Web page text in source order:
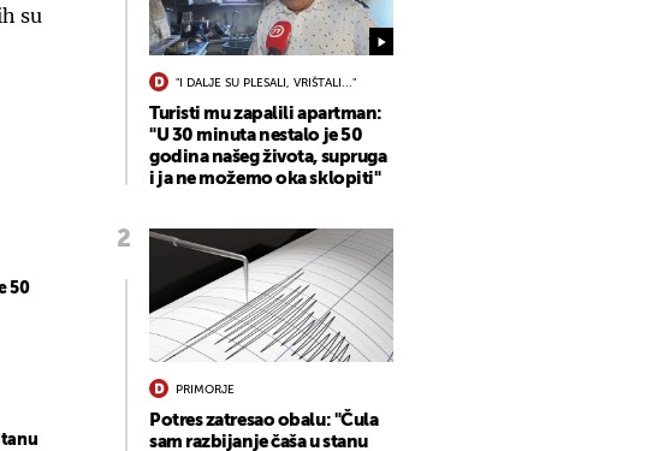
su
50
"I DALJE SU PLESALI, VRIŠTALI..."
Turisti mu zapalili apartman:
"U 30 minuta nestalo je 50
godina našeg života, supruga
i ja ne možemo oka sklopiti"
PRIMORJE
Potres zatresao obalu: "Čula
sam razbijanje čaša u stanu